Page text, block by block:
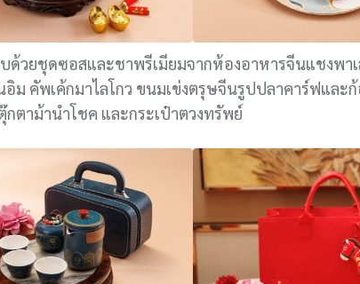
วยชุดซอสและชาพรีเมียมจากห้องอาหารจีนแชงพา
ม คัพเค้กมาไลโกว ขนมเข่งตรุษจีนรูปปลาคาร์ฟและ
ตาม้านำโชค และกระเป๋าตวงทรัพย์